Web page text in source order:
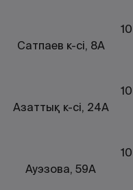
Сатпаев к-сі, 8А
Азаттық к-сі, 24А
Ауэзова, 59А